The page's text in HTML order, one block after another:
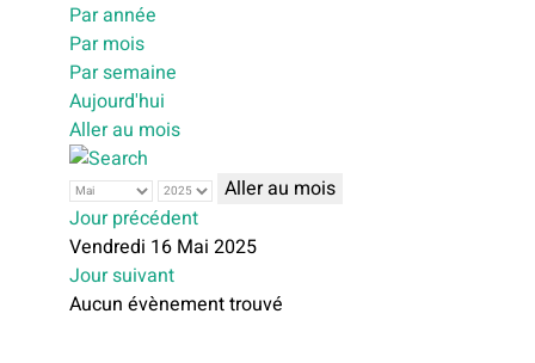
Par année
Par mois
Par semaine
Aujourd'hui
Aller au mois
Aller au mois
Jour précédent
Vendredi 16 Mai 2025
Jour suivant
Aucun évènement trouvé